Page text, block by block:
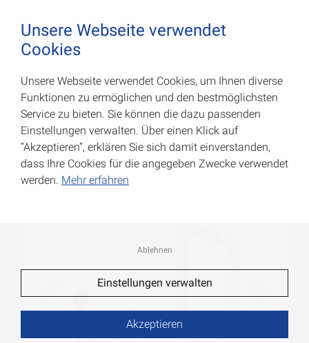
Gerätehalter
Art.-Nr.: 001471002Z
Unsere Webseite verwendet
Cookies
Unsere Webseite verwendet Cookies, um Ihnen diverse
Funktionen zu ermöglichen und den bestmöglichsten
Service zu bieten. Sie können die dazu passenden
Einstellungen verwalten. Über einen Klick auf
“Akzeptieren”, erklären Sie sich damit einverstanden,
dass Ihre Cookies für die angegeben Zwecke verwendet
werden. Mehr erfahren
Ablehnen
Einstellungen verwalten
Akzeptieren